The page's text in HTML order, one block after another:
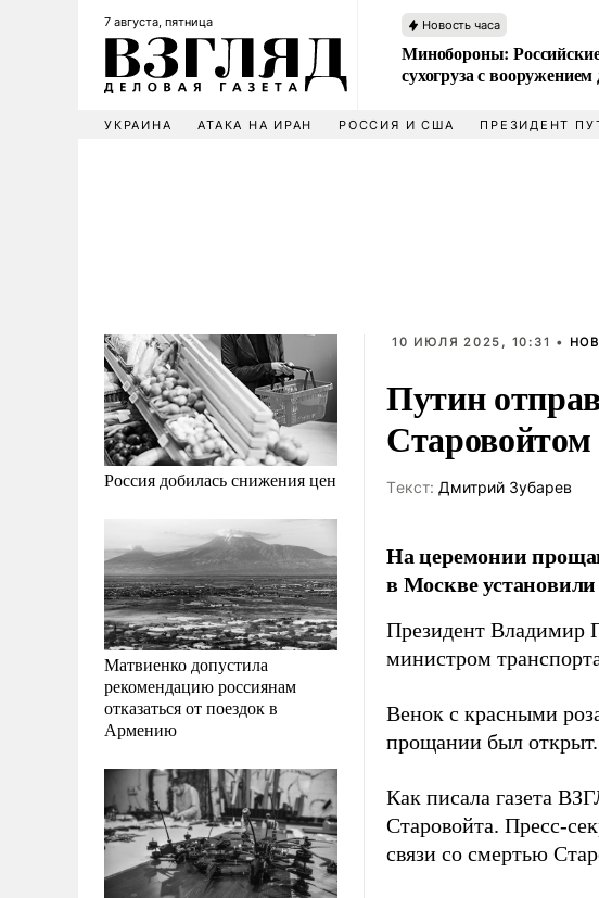
7 августа, пятница Новость часа
Минобороны:
сухогруза с
УКРАИНА АТАКА НА ИРАН РОССИЯ И США ПРЕЗИДЕНТ
Россия добилась снижения цен
Матвиенко допустила
рекомендацию россиянам
отказаться от поездок в
Армению
10 ИЮЛЯ 2025, 10:31 •
Путин
Старовойтом
Tекст: Дмитрий Зубарев
На церемонии
в Москве
Президент Владимир
министром
Венок с красными
прощании был открыт.
Как писала газета
Старовойта. Пресс-
связи со смертью